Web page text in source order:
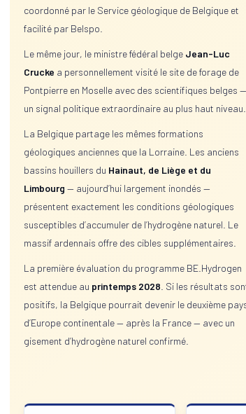
coordonné par le Service géologique de Belgique et
facilité par Belspo.
Le même jour, le ministre fédéral belge Jean-Luc
Crucke a personnellement visité le site de forage de
Pontpierre en Moselle avec des scientifiques belges —
un signal politique extraordinaire au plus haut niveau.
La Belgique partage les mêmes formations
géologiques anciennes que la Lorraine. Les anciens
bassins houillers du Hainaut, de Liège et du
Limbourg — aujourd’hui largement inondés —
présentent exactement les conditions géologiques
susceptibles d’accumuler de l’hydrogène naturel. Le
massif ardennais offre des cibles supplémentaires.
La première évaluation du programme BE.Hydrogen
est attendue au printemps 2028 . Si les résultats
positifs, la Belgique pourrait devenir le deuxième
d’Europe continentale — après la France — avec un
gisement d’hydrogène naturel confirmé.